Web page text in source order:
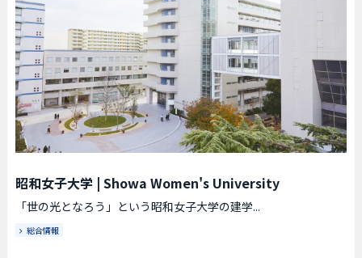
昭和女子大学| Showa Women's University
「世の光となろう」という昭和女子大学の建学...
総合情報